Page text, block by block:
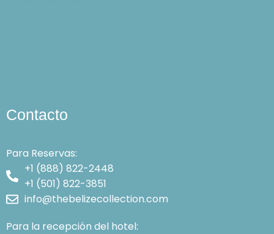
Contacto
Para Reservas:
+1 (888) 822-2448
+1 (501) 822-3851
info@thebelizecollection.com
Para la recepción del hotel: